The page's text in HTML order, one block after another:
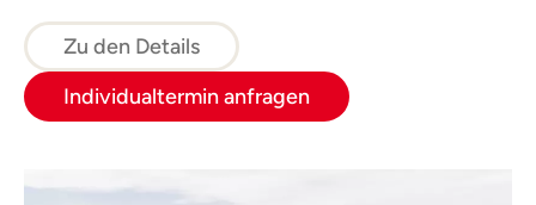
Zu den Details
Individualtermin anfragen